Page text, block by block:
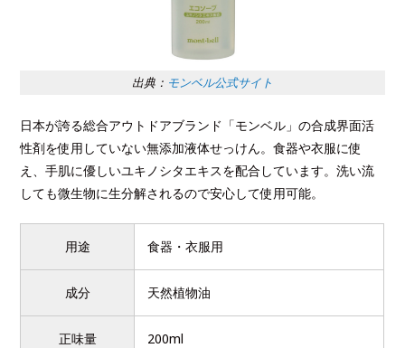
出典： モンベル公式サイト
日本が誇る総合アウトドアブランド「モンベル」の合成界面活
性剤を使用していない無添加液体せっけん。食器や衣服に使
え、手肌に優しいユキノシタエキスを配合しています。洗い流
しても微生物に生分解されるので安心して使用可能。
用途 食器・衣服用
成分 天然植物油
正味量 200ml